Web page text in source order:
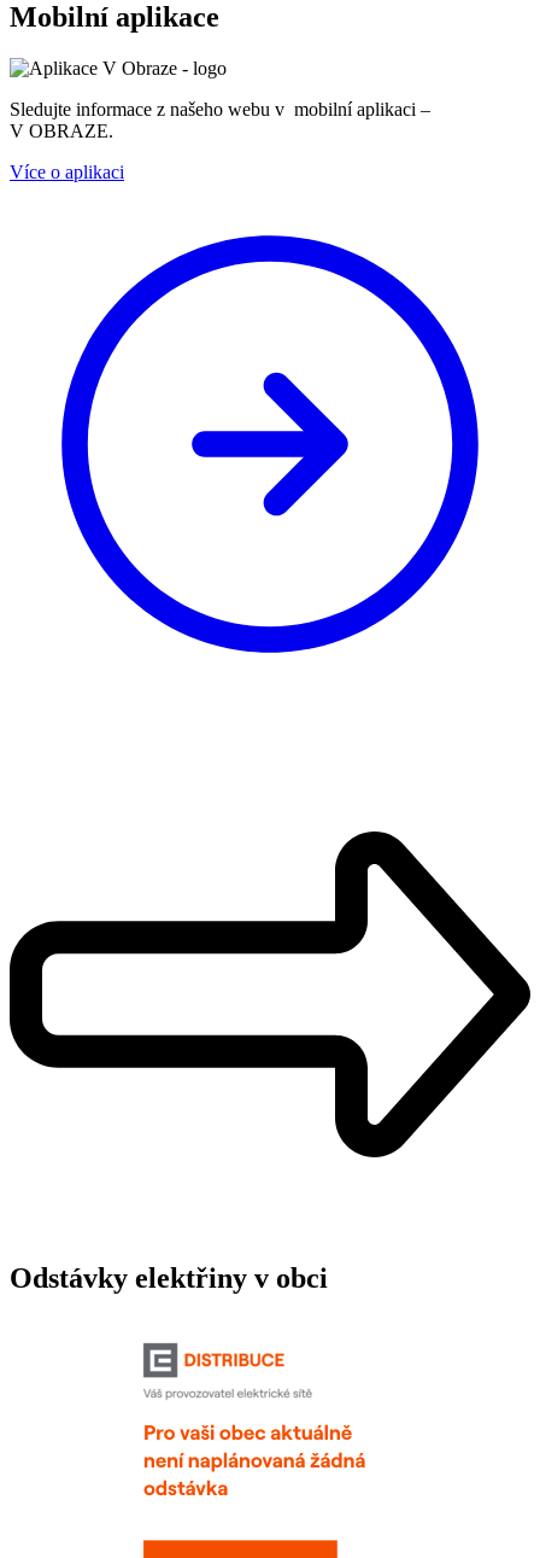
Mobilní aplikace
Sledujte informace z našeho webu v mobilní aplikaci –
V OBRAZE.
Více o aplikaci
Odstávky elektřiny v obci